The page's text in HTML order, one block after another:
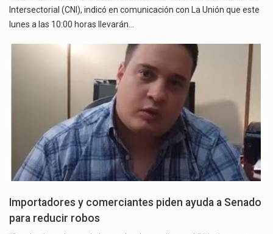
Intersectorial (CNI), indicó en comunicación con La Unión que este
lunes a las 10:00 horas llevarán…
Importadores y comerciantes piden ayuda a Senado
para reducir robos